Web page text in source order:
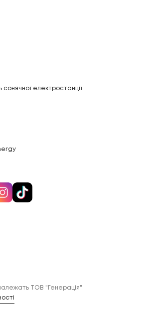
сонячної електростанції
ТОВ "Генерація"